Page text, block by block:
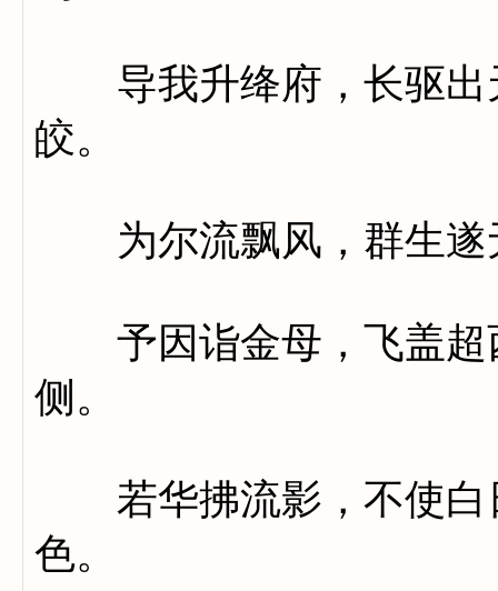
导我升绛府，长驱出
皎。
为尔流飘风，群生遂
予因诣金母，飞盖超
侧。
若华拂流影，不使白
色。